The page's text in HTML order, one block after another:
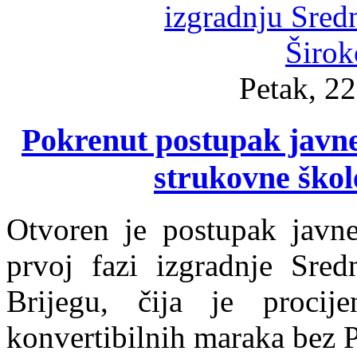
Petak,
Pokrenut postupak
strukovne
Otvoren je postupak
prvoj fazi izgradnje
Brijegu, čija je
konvertibilnih maraka bez